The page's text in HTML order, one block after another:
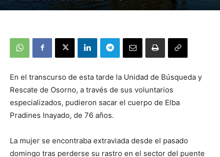
En el transcurso de esta tarde la Unidad de Búsqueda y
Rescate de Osorno, a través de sus voluntarios
especializados, pudieron sacar el cuerpo de Elba
Pradines Inayado, de 76 años.
La mujer se encontraba extraviada desde el pasado
domingo tras perderse su rastro en el sector del puente